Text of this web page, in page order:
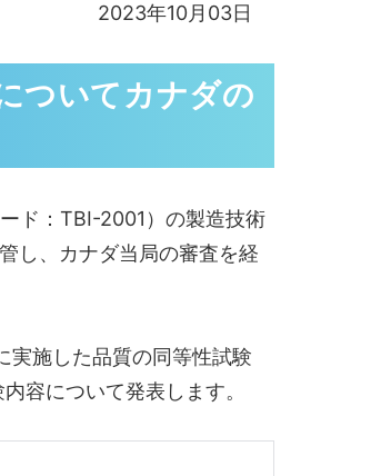
2023年10月03日
ついてカナダの
ド：TBI-2001）の製造技術
し、カナダ当局の審査を経
施した品質の同等性試験
容について発表します。